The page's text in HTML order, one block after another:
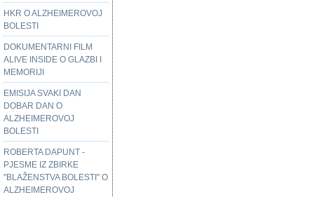
HKR O ALZHEIMEROVOJ
BOLESTI
DOKUMENTARNI FILM
ALIVE INSIDE O GLAZBI I
MEMORIJI
EMISIJA SVAKI DAN
DOBAR DAN O
ALZHEIMEROVOJ
BOLESTI
ROBERTA DAPUNT -
PJESME IZ ZBIRKE
"BLAŽENSTVA BOLESTI" O
ALZHEIMEROVOJ